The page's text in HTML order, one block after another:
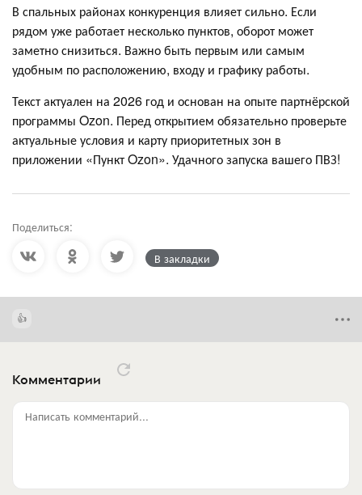
В спальных районах конкуренция влияет сильно. Если
рядом уже работает несколько пунктов, оборот может
заметно снизиться. Важно быть первым или самым
удобным по расположению, входу и графику работы.
Текст актуален на 2026 год и основан на опыте партнёрской
программы Ozon. Перед открытием обязательно проверьте
актуальные условия и карту приоритетных зон в
приложении «Пункт Ozon». Удачного запуска вашего ПВЗ!
Поделиться:
В закладки
Комментарии
Написать комментарий...